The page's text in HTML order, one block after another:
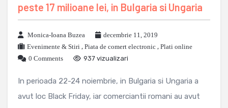
peste 17 milioane lei, in Bulgaria si Ungaria
Monica-Ioana Buzea
decembrie 11, 2019
Evenimente & Stiri , Piata de comert electronic , Plati online
0 Comments
937 vizualizari
In perioada 22-24 noiembrie, in Bulgaria si Ungaria a
avut loc Black Friday, iar comerciantii romani au avut